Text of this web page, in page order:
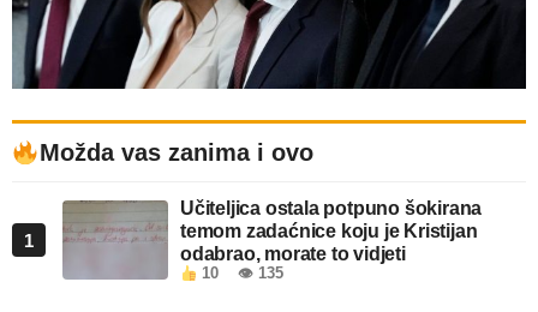
Možda vas zanima i ovo
1
Učiteljica ostala potpuno šokirana
temom zadaćnice koju je Kristijan
odabrao, morate to vidjeti
10 👁 135